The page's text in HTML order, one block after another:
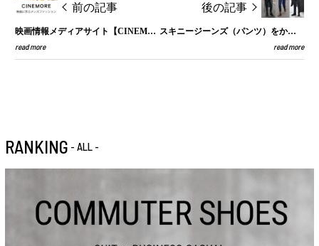
前の記事
映画情報メディアサイト【CINEMORE】にて、junhashimoto掲載
read more
後の記事
スキニージーンズ（パンツ）をかっこよく履きこなすポイント！メンズブランドやコーデも紹介
read more
RANKING - ALL -